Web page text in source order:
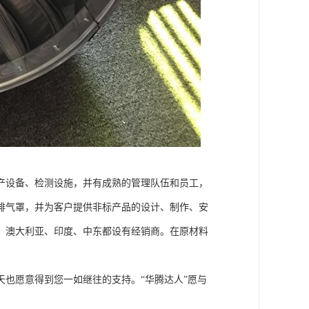
备、检测设施，并有成熟的管理队伍和员工，
罩，并为客户提供非标产品的设计、制作、安
大利亚、印度、中东都设有经销商。在原材料
愿意得到您一如继往的支持。“华腾达人”愿与